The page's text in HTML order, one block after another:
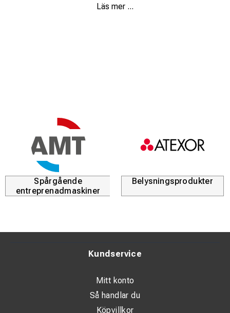
Slitstarkt material: Tillverkad i 100% polyester (120 g/m²)
Läs mer ...
Spårgående
entreprenadmaskiner
Belysningsprodukter
Kundservice
Mitt konto
Så handlar du
Köpvillkor